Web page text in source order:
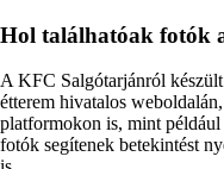
Hol találhatóak fotók
A KFC Salgótarjánról
étterem hivatalos
platformokon is, mint
fotók segítenek betekintést